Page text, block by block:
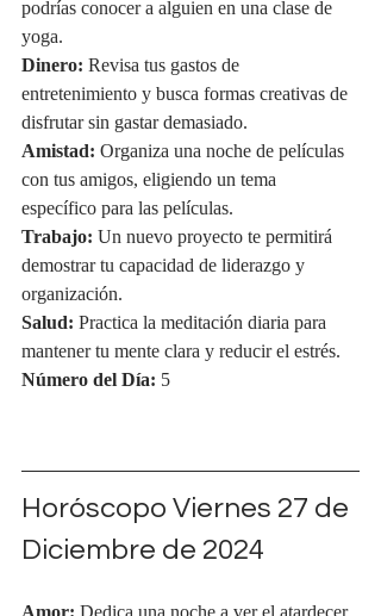
podrías conocer a alguien en una clase de
yoga.
Dinero: Revisa tus gastos de
entretenimiento y busca formas creativas de
disfrutar sin gastar demasiado.
Amistad: Organiza una noche de películas
con tus amigos, eligiendo un tema
específico para las películas.
Trabajo: Un nuevo proyecto te permitirá
demostrar tu capacidad de liderazgo y
organización.
Salud: Practica la meditación diaria para
mantener tu mente clara y reducir el estrés.
Número del Día: 5
Horóscopo Viernes 27 de
Diciembre de 2024